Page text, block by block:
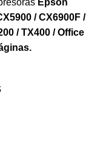
Epson
/ CX6900F /
/ TX400 / Office